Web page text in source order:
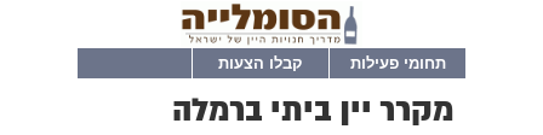
תחומי פעילות קבלו הצעות
מקרר יין ביתי ברמלה